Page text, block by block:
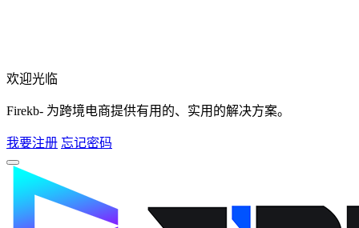
欢迎光临
Firekb- 为跨境电商提供有用的、实用的解决方案。
我要注册 忘记密码